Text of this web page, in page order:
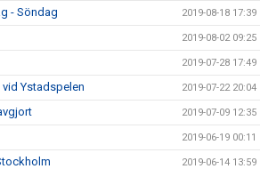
- Söndag 2019-08-18 17:39
2019-08-02 09:25
2019-07-28 17:49
Ystadspelen 2019-07-22 20:04
2019-07-09 12:35
2019-06-19 00:11
2019-06-14 13:59